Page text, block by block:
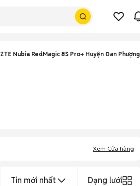
ZTE Nubia RedMagic 8S Pro+ Huyện Đan Phượng
Xem Cửa hàng
Tin mới nhất Dạng lưới